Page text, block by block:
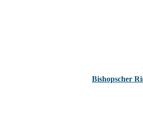
Bishopscher